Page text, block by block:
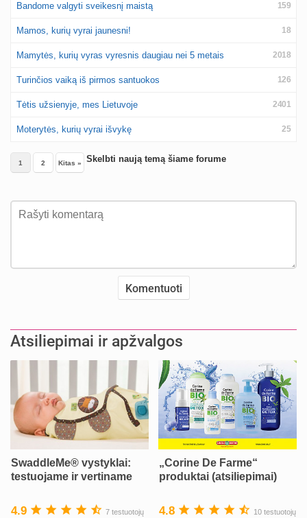
159
Bandome valgyti sveikesnį maistą
18
Mamos, kurių vyrai jaunesni!
2018
Mamytės, kurių vyras vyresnis daugiau nei 5 metais
126
Turinčios vaiką iš pirmos santuokos
2401
Tėtis užsienyje, mes Lietuvoje
25
Moterytės, kurių vyrai išvykę
1 2 Kitas » Skelbti naują temą šiame forume
Atsiliepimai ir apžvalgos
SwaddleMe® vystyklai:
testuojame ir vertiname
4.9
7 testuotojų
„Corine De Farme“
produktai (atsiliepimai)
4.8
10 testuotojų